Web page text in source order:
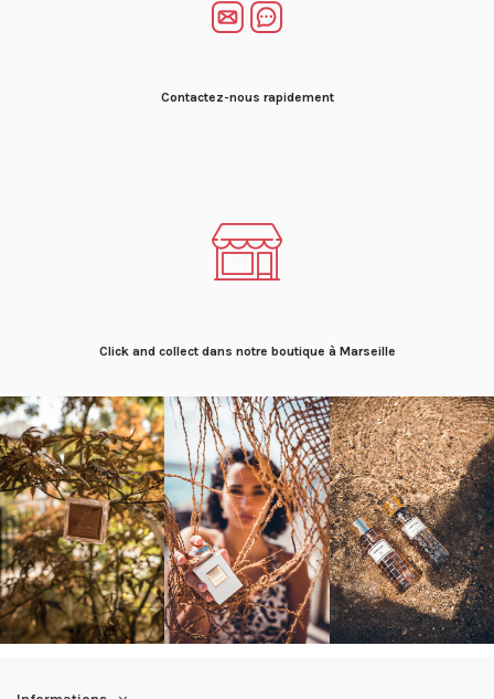
Contactez-nous rapidement
Click and collect dans notre boutique à Marseille